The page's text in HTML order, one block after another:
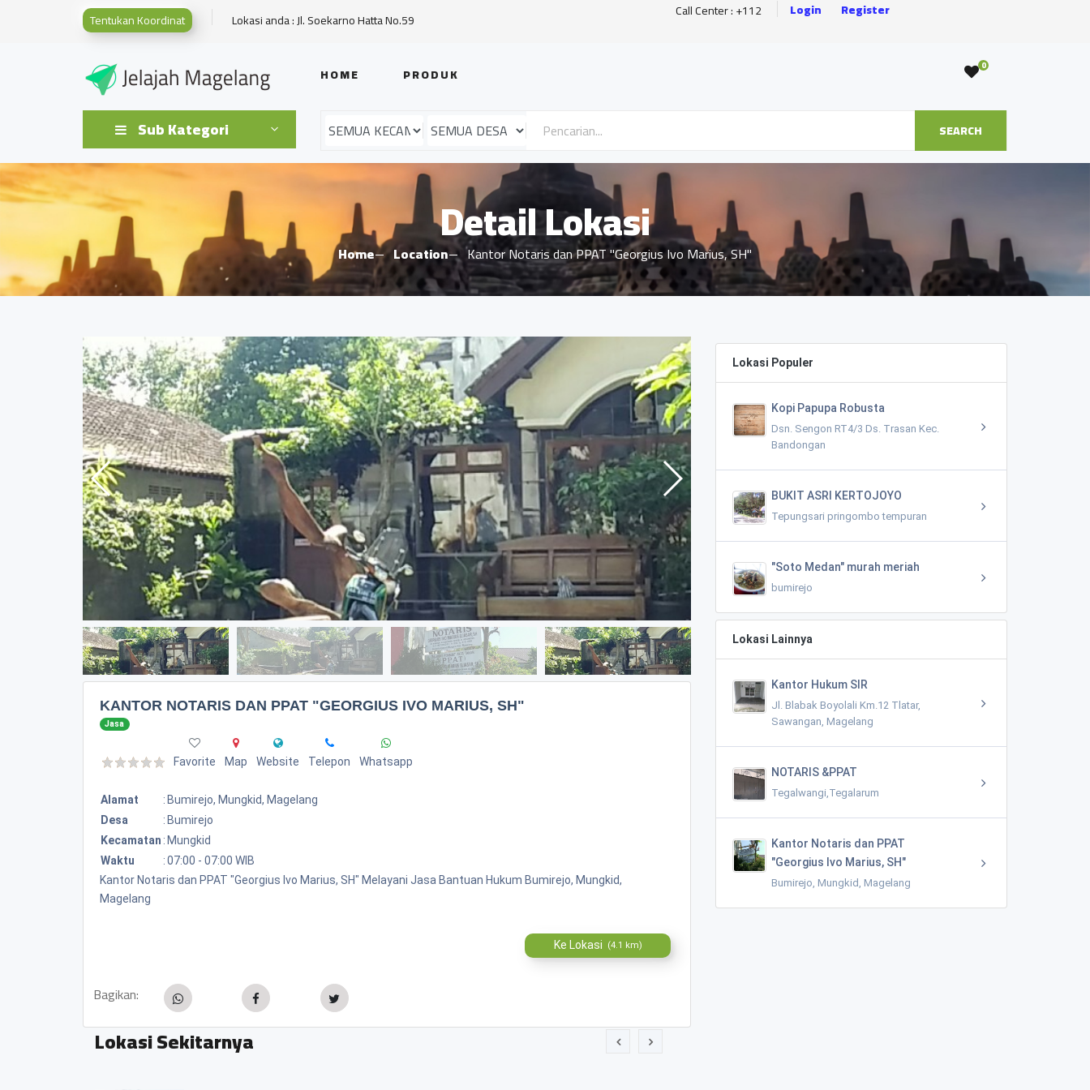
Tentukan Koordinat Lokasi anda : Jl. Soekarno Hatta No.59 Call Center : +112 Login Register
HOME PRODUK 0
Sub Kategori SEARCH
Detail Lokasi
Home Location Kantor Notaris dan PPAT "Georgius Ivo Marius, SH"
KANTOR NOTARIS DAN PPAT "GEORGIUS IVO MARIUS, SH"
Jasa
Favorite Map Website Telepon Whatsapp
Alamat : Bumirejo, Mungkid, Magelang
Desa
: Bumirejo
Kecamatan : Mungkid
Waktu
:07:00 - 07:00 WIB
Kantor Notaris dan PPAT "Georgius Ivo Marius, SH" Melayani Jasa Bantuan Hukum Bumirejo, Mungkid,
Magelang
Ke Lokasi (4.1 km)
Bagikan:
Lokasi Sekitarnya
Lokasi Populer
Kopi Papupa Robusta
Dsn. Sengon RT4/3 Ds. Trasan Kec.
Bandongan
BUKIT ASRI KERTOJOYO
Tepungsari pringombo tempuran
"Soto Medan" murah meriah
bumirejo
Lokasi Lainnya
Kantor Hukum SIR
Jl. Blabak Boyolali Km.12 Tlatar,
Sawangan, Magelang
NOTARIS &PPAT
Tegalwangi,Tegalarum
Kantor Notaris dan PPAT
"Georgius Ivo Marius, SH"
Bumirejo, Mungkid, Magelang